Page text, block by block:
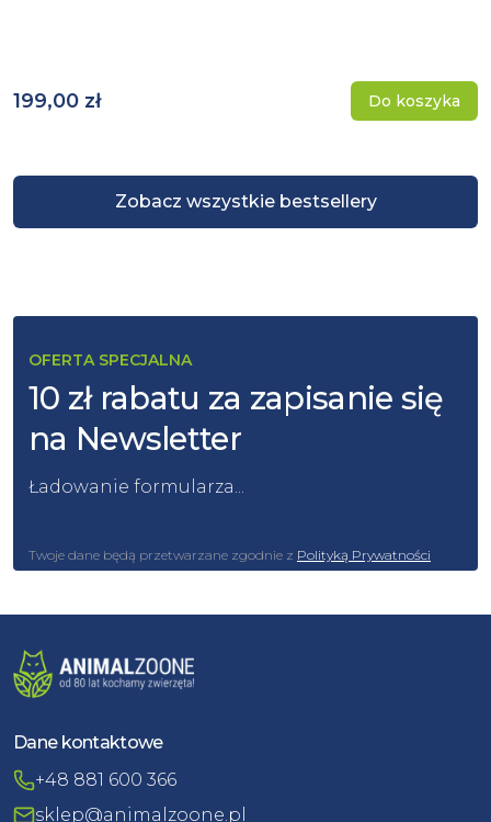
Zobacz wszystkie bestsellery
199,00 zł Do koszyka
OFERTA SPECJALNA
10 zł rabatu za zapisanie się
na Newsletter
Ładowanie formularza...
Twoje dane będą przetwarzane zgodnie z Polityką Prywatności
Dane kontaktowe
+48 881 600 366
sklep@animalzoone.pl